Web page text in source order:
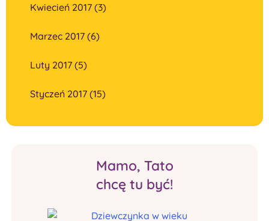
Kwiecień 2017 (3)
Marzec 2017 (6)
Luty 2017 (5)
Styczeń 2017 (15)
Mamo, Tato
chcę tu być!